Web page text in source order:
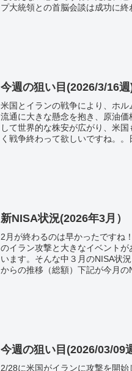
プ大統領との首脳会談は成功に終
今週の狙い目(2026/3/16週
米国とイランの戦争により、ホ
流通に大きな懸念を抱き、原油
して世界的な株安が広がり、米
く戦争終わって欲しいですね。。
新NISA状況(2026年3月）
2月が終わるのは早かったですね
のイラン攻撃と大きなイベント
います。そんな中３月のNISA状
からの推移（総額）下記が今月の
今週の狙い目(2026/03/09
2/28に米国がイランに攻撃を開